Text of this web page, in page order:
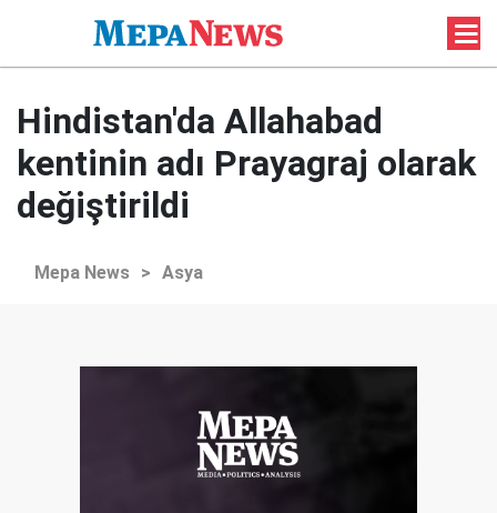
Hindistan'da Allahabad
kentinin adı Prayagraj olarak
değiştirildi
Mepa News > Asya